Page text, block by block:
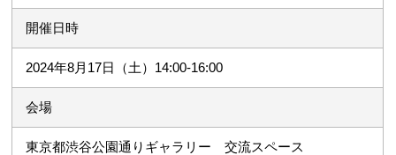
開催日時
2024年8月17日（土）14:00-16:00
会場
東京都渋谷公園通りギャラリー 交流スペース